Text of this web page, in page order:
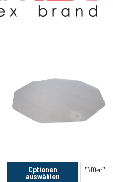
Optionen
auswählen